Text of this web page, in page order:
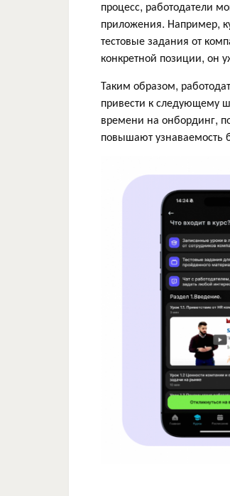
процесс, работодатели
приложения. Например,
тестовые задания от
конкретной позиции, он
Таким образом,
привести к следующему
времени на онбординг,
повышают узнаваемость